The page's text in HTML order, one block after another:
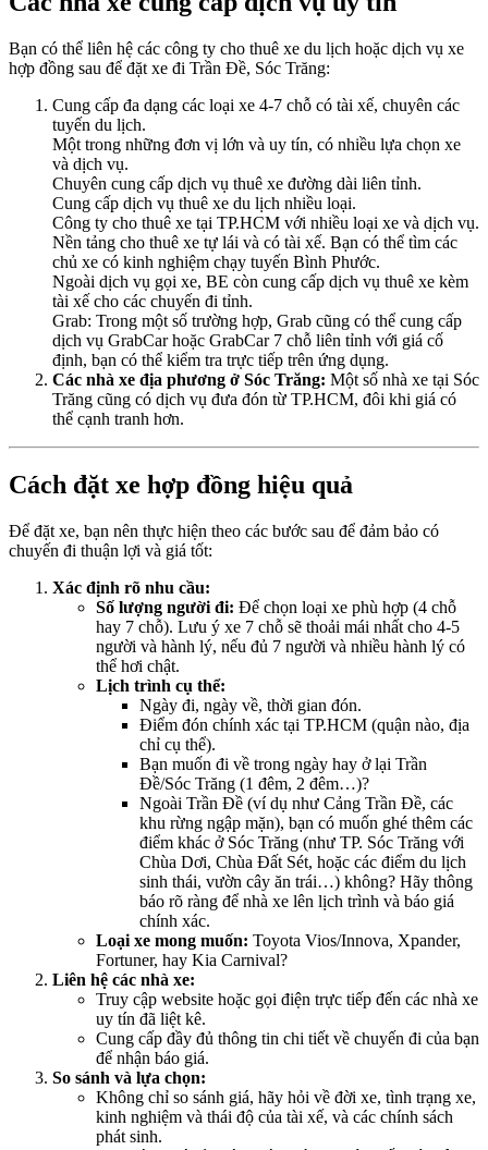
Bạn có thể liên hệ các công ty cho thuê xe du lịch hoặc dịch vụ xe
hợp đồng sau để đặt xe đi Trần Đề, Sóc Trăng:
Cung cấp đa dạng các loại xe 4-7 chỗ có tài xế, chuyên các
tuyến du lịch.
Một trong những đơn vị lớn và uy tín, có nhiều lựa chọn xe
và dịch vụ.
Chuyên cung cấp dịch vụ thuê xe đường dài liên tỉnh.
Cung cấp dịch vụ thuê xe du lịch nhiều loại.
Công ty cho thuê xe tại TP.HCM với nhiều loại xe và dịch vụ.
Nền tảng cho thuê xe tự lái và có tài xế. Bạn có thể tìm các
chủ xe có kinh nghiệm chạy tuyến Bình Phước.
Ngoài dịch vụ gọi xe, BE còn cung cấp dịch vụ thuê xe kèm
tài xế cho các chuyến đi tỉnh.
Grab: Trong một số trường hợp, Grab cũng có thể cung cấp
dịch vụ GrabCar hoặc GrabCar 7 chỗ liên tỉnh với giá cố
định, bạn có thể kiểm tra trực tiếp trên ứng dụng.
Các nhà xe địa phương ở Sóc Trăng: Một số nhà xe tại Sóc
Trăng cũng có dịch vụ đưa đón từ TP.HCM, đôi khi giá có
thể cạnh tranh hơn.
Cách đặt xe hợp đồng hiệu quả
Để đặt xe, bạn nên thực hiện theo các bước sau để đảm bảo có
chuyến đi thuận lợi và giá tốt:
Xác định rõ nhu cầu:
Số lượng người đi: Để chọn loại xe phù hợp (4 chỗ
hay 7 chỗ). Lưu ý xe 7 chỗ sẽ thoải mái nhất cho 4-5
người và hành lý, nếu đủ 7 người và nhiều hành lý có
thể hơi chật.
Lịch trình cụ thể:
Ngày đi, ngày về, thời gian đón.
Điểm đón chính xác tại TP.HCM (quận nào, địa
chỉ cụ thể).
Bạn muốn đi về trong ngày hay ở lại Trần
Đề/Sóc Trăng (1 đêm, 2 đêm…)?
Ngoài Trần Đề (ví dụ như Cảng Trần Đề, các
khu rừng ngập mặn), bạn có muốn ghé thêm các
điểm khác ở Sóc Trăng (như TP. Sóc Trăng với
Chùa Dơi, Chùa Đất Sét, hoặc các điểm du lịch
sinh thái, vườn cây ăn trái…) không? Hãy thông
báo rõ ràng để nhà xe lên lịch trình và báo giá
chính xác.
Loại xe mong muốn: Toyota Vios/Innova, Xpander,
Fortuner, hay Kia Carnival?
Liên hệ các nhà xe:
Truy cập website hoặc gọi điện trực tiếp đến các nhà xe
uy tín đã liệt kê.
Cung cấp đầy đủ thông tin chi tiết về chuyến đi của bạn
để nhận báo giá.
So sánh và lựa chọn:
Không chỉ so sánh giá, hãy hỏi về đời xe, tình trạng xe,
kinh nghiệm và thái độ của tài xế, và các chính sách
phát sinh.